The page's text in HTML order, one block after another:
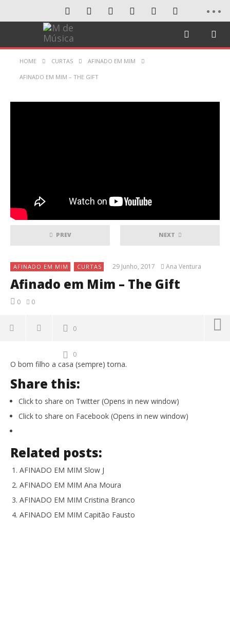
HOME CURTAS AFINADO EM MIM
AFINADO EM MIM – THE GIFT
PREV NEXT
AFINADO EM MIM CURTAS 29 Junho, 2017 Ana Ventura
Afinado em Mim – The Gift
0 0
0
0
NOW VIEWING
Afinado em Mim – The Gift
29
O bom filho a casa (sempre) torna.
Share this:
Click to share on Twitter (Opens in new window)
Click to share on Facebook (Opens in new window)
Related posts:
AFINADO EM MIM Slow J
AFINADO EM MIM Ana Moura
AFINADO EM MIM Cristina Branco
AFINADO EM MIM Capitão Fausto